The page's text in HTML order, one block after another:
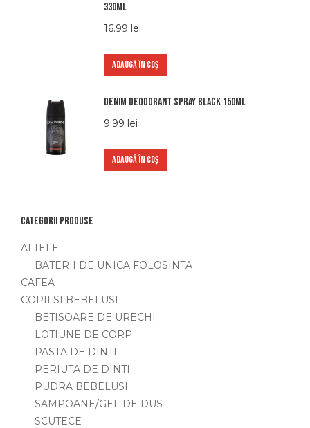
330ml
16.99 lei
ADAUGĂ ÎN COȘ
Denim Deodorant Spray Black 150ml
9.99 lei
ADAUGĂ ÎN COȘ
Categorii produse
ALTELE
BATERII DE UNICA FOLOSINTA
CAFEA
COPII SI BEBELUSI
BETISOARE DE URECHI
LOTIUNE DE CORP
PASTA DE DINTI
PERIUTA DE DINTI
PUDRA BEBELUSI
SAMPOANE/GEL DE DUS
SCUTECE